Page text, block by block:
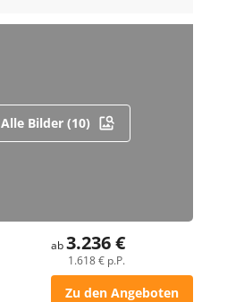
Alle Bilder (10)
ab3.236 €
1.618 € p.P.
Zu den Angeboten